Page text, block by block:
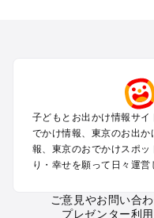
町田・相模原・愛川・上野
渋谷・原宿・恵比寿・中
池袋・赤羽・王子・巣鴨
新宿・高田馬場・代々木
銀座・丸の内・日本橋・
小金井・小平・西東京・
子どもとお出かけ情報サ
でかけ情報、東京のお出
報、東京のおでかけスポ
り・幸せを願って日々運営
ご意見やお問い合
プレゼンター利